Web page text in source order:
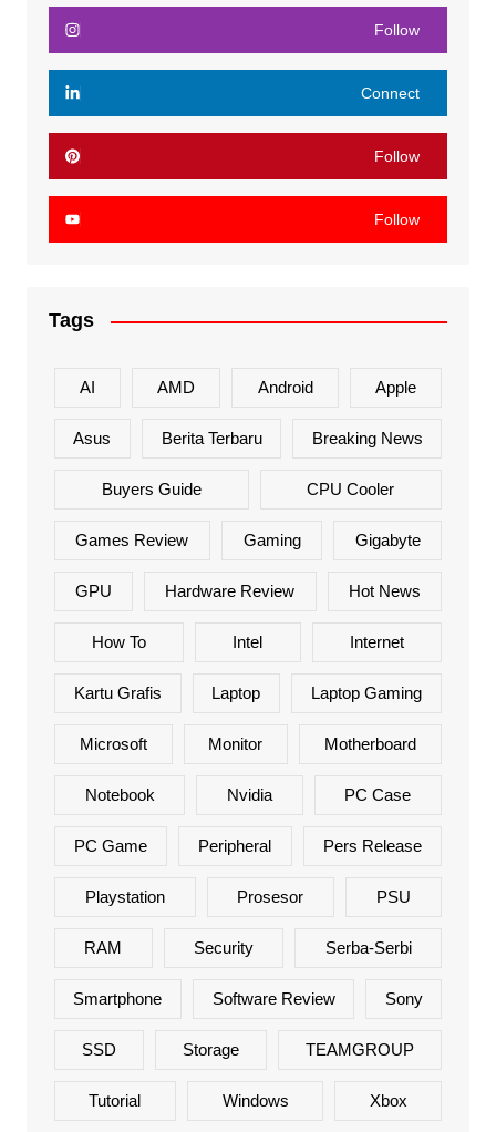
Follow
Connect
Follow
Follow
Tags
AI AMD Android Apple
Asus Berita Terbaru Breaking News
Buyers Guide CPU Cooler
Games Review Gaming Gigabyte
GPU Hardware Review Hot News
How To Intel Internet
Kartu Grafis Laptop Laptop Gaming
Microsoft Monitor Motherboard
Notebook Nvidia PC Case
PC Game Peripheral Pers Release
Playstation Prosesor PSU
RAM Security Serba-Serbi
Smartphone Software Review Sony
SSD Storage TEAMGROUP
Tutorial Windows Xbox